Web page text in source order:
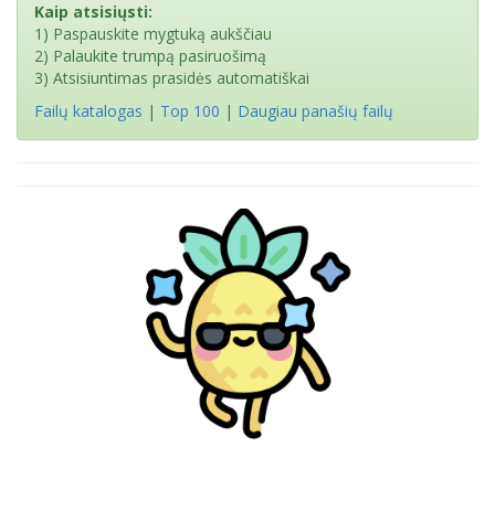
Kaip atsisiųsti:
1) Paspauskite mygtuką aukščiau
2) Palaukite trumpą pasiruošimą
3) Atsisiuntimas prasidės automatiškai
Failų katalogas | Top 100 | Daugiau panašių failų